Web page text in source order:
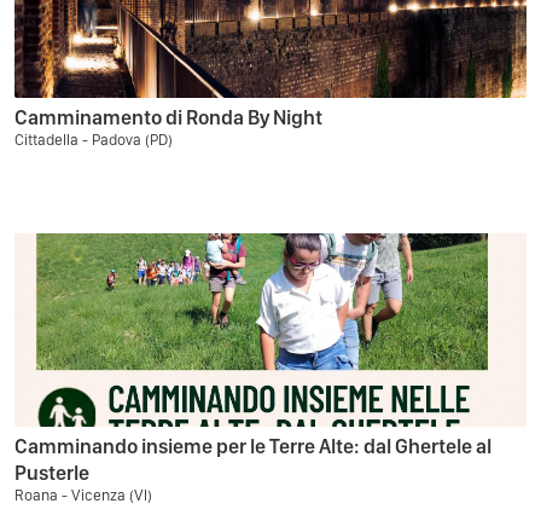
Camminamento di Ronda By Night
Cittadella - Padova (PD)
Camminando insieme per le Terre Alte: dal Ghertele al
Pusterle
Roana - Vicenza (VI)